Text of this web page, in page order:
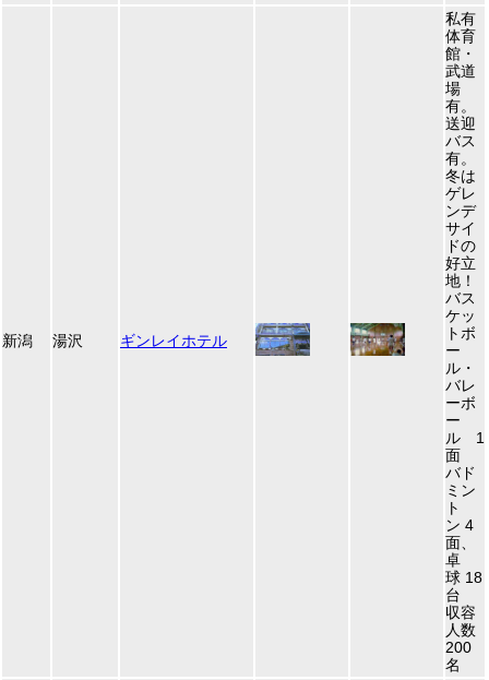
新潟 湯沢 ギンレイホテル
私有
体育
館・
武道
場
有。
送迎
バス
有。
冬は
ゲレ
ンデ
サイ
ドの
好立
地！
バス
ケッ
トボ
ー
ル・
バレ
ーボ
ー
ル 1
面
バド
ミン
ト
ン 4
面、
卓
球 18
台
収容
人数
200
名